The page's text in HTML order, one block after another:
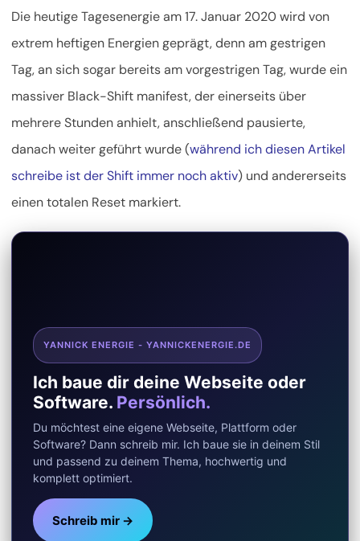
Die heutige Tagesenergie am 17. Januar 2020 wird von
extrem heftigen Energien geprägt, denn am gestrigen
Tag, an sich sogar bereits am vorgestrigen Tag, wurde ein
massiver Black-Shift manifest, der einerseits über
mehrere Stunden anhielt, anschließend pausierte,
danach weiter geführt wurde (während ich diesen Artikel
schreibe ist der Shift immer noch aktiv) und andererseits
einen totalen Reset markiert.
YANNICK ENERGIE - YANNICKENERGIE.DE
Ich baue dir deine Webseite oder
Software. Persönlich.
Du möchtest eine eigene Webseite, Plattform oder
Software? Dann schreib mir. Ich baue sie in deinem Stil
und passend zu deinem Thema, hochwertig und
komplett optimiert.
Schreib mir →